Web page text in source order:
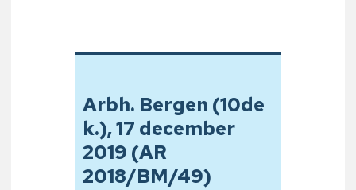
Arbh. Bergen (10de
k.), 17 december
2019 (AR
2018/BM/49)